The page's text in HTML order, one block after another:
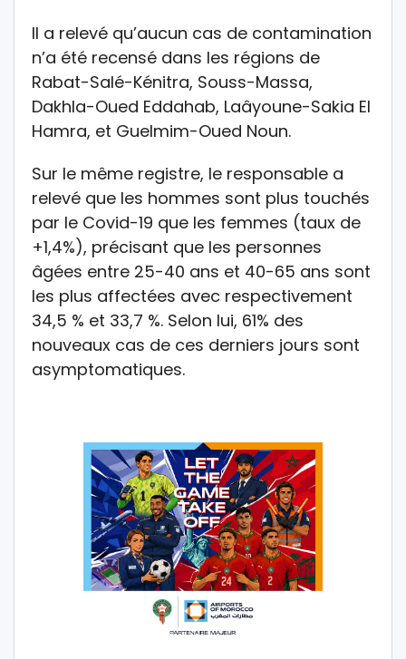
Il a relevé qu’aucun cas de contamination
n’a été recensé dans les régions de
Rabat-Salé-Kénitra, Souss-Massa,
Dakhla-Oued Eddahab, Laâyoune-Sakia El
Hamra, et Guelmim-Oued Noun.
Sur le même registre, le responsable a
relevé que les hommes sont plus touchés
par le Covid-19 que les femmes (taux de
+1,4%), précisant que les personnes
âgées entre 25-40 ans et 40-65 ans sont
les plus affectées avec respectivement
34,5 % et 33,7 %. Selon lui, 61% des
nouveaux cas de ces derniers jours sont
asymptomatiques.